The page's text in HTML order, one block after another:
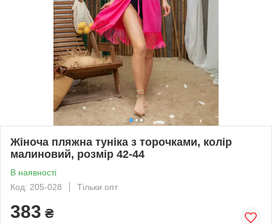
Жіноча пляжна туніка з торочками, колір
малиновий, розмір 42-44
В наявності
Код: 205-028
Тільки опт
383 ₴